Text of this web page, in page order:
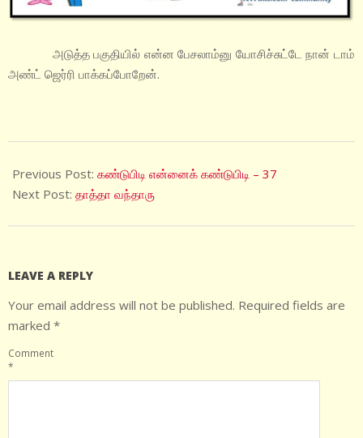
அடுத்த பகுதியில் என்ன பேசலாம்னு யோசிச்சுட்டே நான் டாம்
அண்ட் ஜெர்ரி பாக்கப்போறேன்.
05-
15
Previous Post: கண்டுபிடி என்னைக் கண்டுபிடி – 37
Next Post: தாத்தா வந்தாரு
LEAVE A REPLY
Your email address will not be published. Required fields are
marked *
Comment
*